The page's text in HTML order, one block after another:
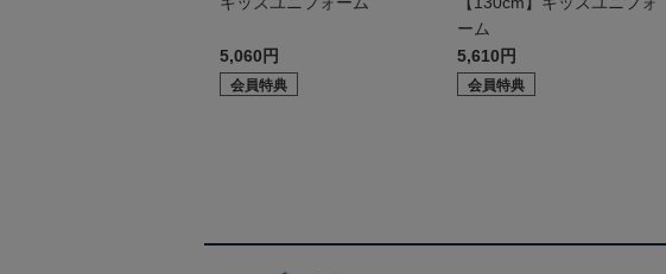
5,060円
会員特典
ーム
5,610円
会員特典